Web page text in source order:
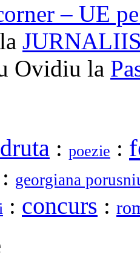
– UE
la
Ovidiu la
: poezie :
: georgiana
: concurs :